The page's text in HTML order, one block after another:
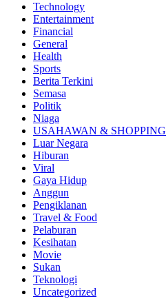
Technology
Entertainment
Financial
General
Health
Sports
Berita Terkini
Semasa
Politik
Niaga
USAHAWAN & SHOPPING
Luar Negara
Hiburan
Viral
Gaya Hidup
Anggun
Pengiklanan
Travel & Food
Pelaburan
Kesihatan
Movie
Sukan
Teknologi
Uncategorized